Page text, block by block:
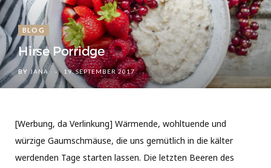
BLOG
Hirse Porridge
BY JANA 19. SEPTEMBER 2017
[Werbung, da Verlinkung] Wärmende, wohltuende und
würzige Gaumschmäuse, die uns gemütlich in die kälter
werdenden Tage starten lassen. Die letzten Beeren des